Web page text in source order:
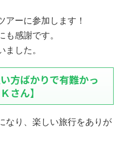
アーに参加します！
感謝です。
した。
方ばかりで有難かっ
さん】
なり、楽しい旅行をありが